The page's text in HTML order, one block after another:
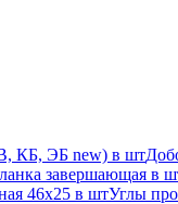
КБ, ЭБ new) в шт
завершающая в
46х25 в штУглы